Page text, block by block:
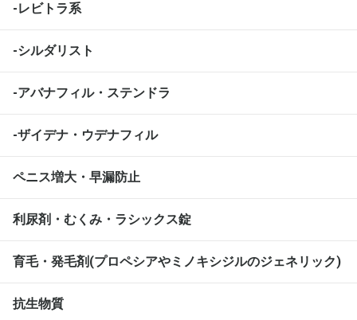
-レビトラ系
-シルダリスト
-アバナフィル・ステンドラ
-ザイデナ・ウデナフィル
ペニス増大・早漏防止
利尿剤・むくみ・ラシックス錠
育毛・発毛剤(プロペシアやミノキシジルのジェネリック)
抗生物質